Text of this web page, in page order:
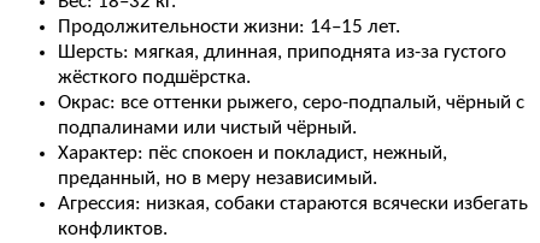
Продолжительности жизни: 14–15 лет.
Шерсть: мягкая, длинная, приподнята из-за густого
жёсткого подшёрстка.
Окрас: все оттенки рыжего, серо-подпалый, чёрный с
подпалинами или чистый чёрный.
Характер: пёс спокоен и покладист, нежный,
преданный, но в меру независимый.
Агрессия: низкая, собаки стараются всячески избегать
конфликтов.